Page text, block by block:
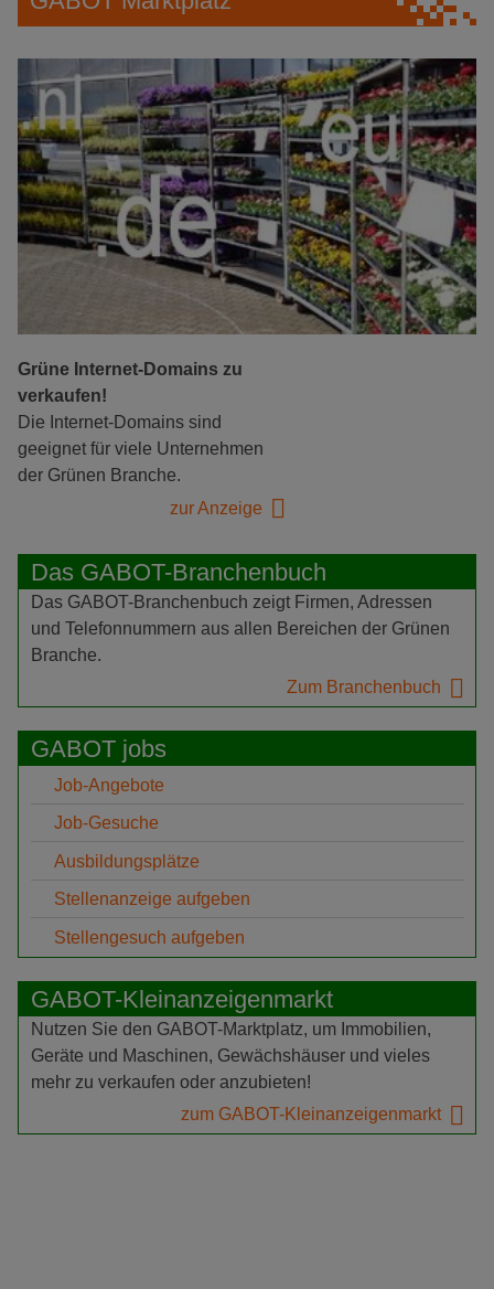
Grüne Internet-Domains zu
verkaufen!
Die Internet-Domains sind
geeignet für viele Unternehmen
der Grünen Branche.
zur Anzeige
Das GABOT-Branchenbuch
Das GABOT-Branchenbuch zeigt Firmen, Adressen
und Telefonnummern aus allen Bereichen der Grünen
Branche.
Zum Branchenbuch
GABOT jobs
Job-Angebote
Job-Gesuche
Ausbildungsplätze
Stellenanzeige aufgeben
Stellengesuch aufgeben
GABOT-Kleinanzeigenmarkt
Nutzen Sie den GABOT-Marktplatz, um Immobilien,
Geräte und Maschinen, Gewächshäuser und vieles
mehr zu verkaufen oder anzubieten!
zum GABOT-Kleinanzeigenmarkt